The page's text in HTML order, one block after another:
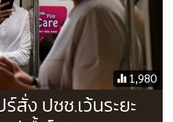
1,980
สั่ง ปชช.เว้นระยะ